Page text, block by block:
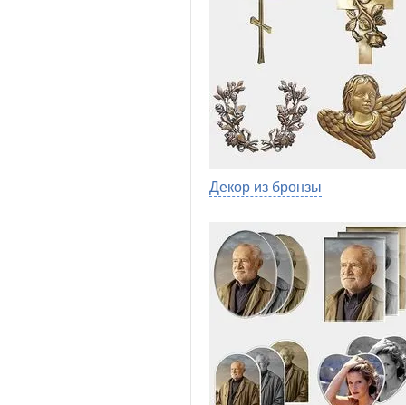
Декор из бронзы